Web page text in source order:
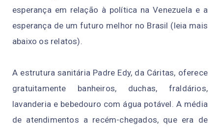
esperança em relação à política na Venezuela e a
esperança de um futuro melhor no Brasil (leia mais
abaixo os relatos).
A estrutura sanitária Padre Edy, da Cáritas, oferece
gratuitamente banheiros, duchas, fraldários,
lavanderia e bebedouro com água potável. A média
de atendimentos a recém-chegados, que era de